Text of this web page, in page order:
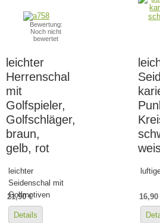
Bewertung:
Noch nicht
bewertet
leichter
Herrenschal
mit
Golfspieler,
Golfschläger,
braun,
gelb, rot
leichter
Seidenschal mit
Golfmotiven
21,90 €
Details
16,90